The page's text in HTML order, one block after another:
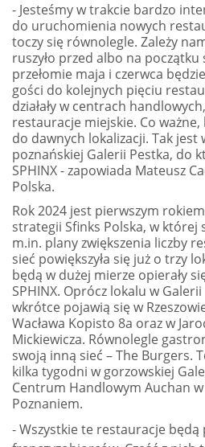
- Jesteśmy w trakcie bardzo
do uruchomienia nowych
toczy się równolegle. Zależy
ruszyło przed albo na początku
przełomie maja i czerwca
gości do kolejnych pięciu
działały w centrach
restauracje miejskie. Co
do dawnych lokalizacji. Tak jest
poznańskiej Galerii Pestka, do
SPHINX - zapowiada Mateusz
Polska.
Rok 2024 jest pierwszym
strategii Sfinks Polska, w której
m.in. plany zwiększenia liczby
sieć powiększyła się już o trzy
będą w dużej mierze opierały
SPHINX. Oprócz lokalu w
wkrótce pojawią się w
Wacława Kopisto 8a oraz w
Mickiewicza. Równolegle
swoją inną sieć – The Burgers.
kilka tygodni w gorzowskiej
Centrum Handlowym Auchan
Poznaniem.
- Wszystkie te restauracje